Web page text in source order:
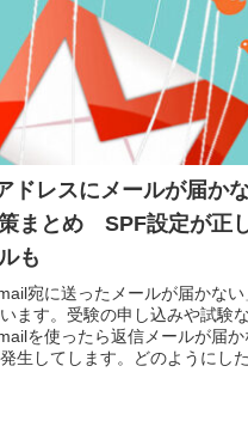
ドレスにメールが届か
まとめ SPF設定が正
も
宛に送ったメールが届かな
ます。受験の申し込みや試験
を使ったら返信メールが届か
生してします。どのようにし